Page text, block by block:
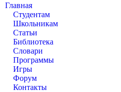
Главная
Студентам
Школьникам
Статьи
Библиотека
Словари
Программы
Игры
Форум
Контакты